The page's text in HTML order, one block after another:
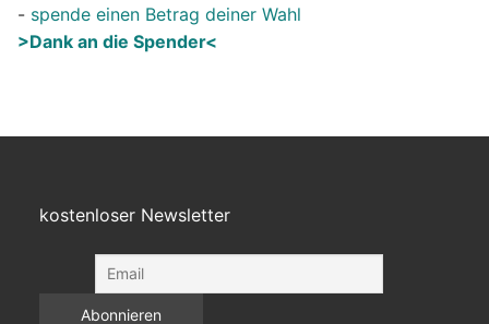
- spende einen Betrag deiner Wahl
>Dank an die Spender<
kostenloser Newsletter